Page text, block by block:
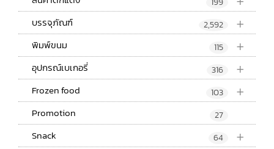
+
บรรจุภัณฑ์ 2,592
+
พิมพ์ขนม 115
+
อุปกรณ์เบเกอรี่ 316
+
Frozen food 103
Promotion 27
+
Snack 64